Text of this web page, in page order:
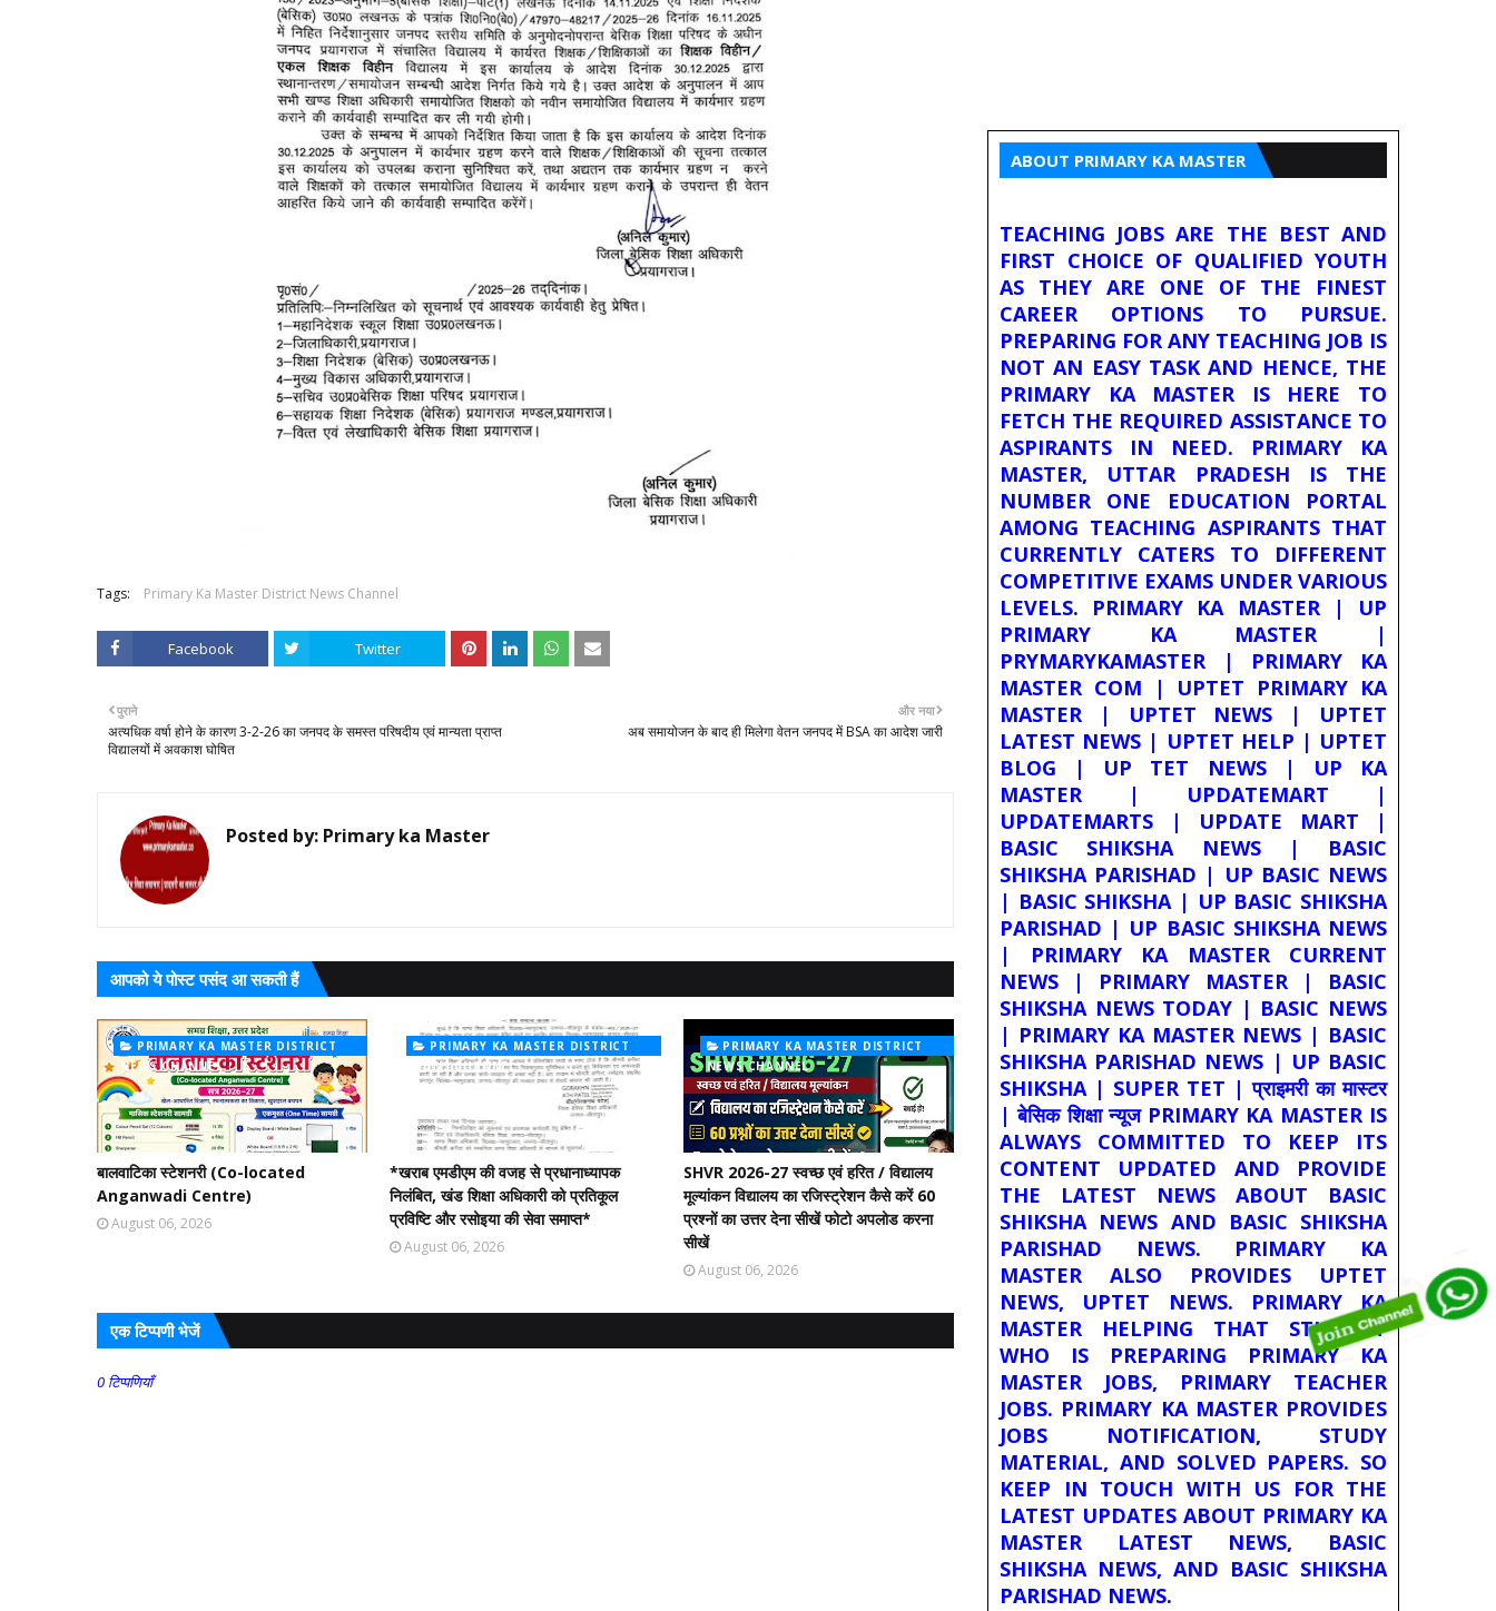
Tags: Primary Ka Master District News Channel
Facebook Twitter
और नया
अब समायोजन के बाद ही मिलेगा वेतन जनपद में BSA का आदेश जारी
पुराने
अत्यधिक वर्षा होने के कारण 3-2-26 का जनपद के समस्त परिषदीय एवं मान्यता प्राप्त
विद्यालयों में अवकाश घोषित
Posted by: Primary ka Master
आपको ये पोस्ट पसंद आ सकती हैं
PRIMARY KA MASTER DISTRICT
NEWS CHANNEL
बालवाटिका स्टेशनरी (Co-located
Anganwadi Centre)
August 06, 2026
PRIMARY KA MASTER DISTRICT
NEWS CHANNEL
*खराब एमडीएम की वजह से प्रधानाध्यापक
निलंबित, खंड शिक्षा अधिकारी को प्रतिकूल
प्रविष्टि और रसोइया की सेवा समाप्त*
August 06, 2026
PRIMARY KA MASTER DISTRICT
NEWS CHANNEL
SHVR 2026-27 स्वच्छ एवं हरित / विद्यालय
मूल्यांकन विद्यालय का रजिस्ट्रेशन कैसे करें 60
प्रश्नों का उत्तर देना सीखें फोटो अपलोड करना
सीखें
August 06, 2026
एक टिप्पणी भेजें
0 टिप्पणियाँ
ABOUT PRIMARY KA MASTER
TEACHING JOBS ARE THE BEST AND
FIRST CHOICE OF QUALIFIED YOUTH
AS THEY ARE ONE OF THE FINEST
CAREER OPTIONS TO PURSUE.
PREPARING FOR ANY TEACHING JOB IS
NOT AN EASY TASK AND HENCE, THE
PRIMARY KA MASTER IS HERE TO
FETCH THE REQUIRED ASSISTANCE TO
ASPIRANTS IN NEED. PRIMARY KA
MASTER, UTTAR PRADESH IS THE
NUMBER ONE EDUCATION PORTAL
AMONG TEACHING ASPIRANTS THAT
CURRENTLY CATERS TO DIFFERENT
COMPETITIVE EXAMS UNDER VARIOUS
LEVELS. PRIMARY KA MASTER | UP
PRIMARY KA MASTER |
PRYMARYKAMASTER | PRIMARY KA
MASTER COM | UPTET PRIMARY KA
MASTER | UPTET NEWS | UPTET
LATEST NEWS | UPTET HELP | UPTET
BLOG | UP TET NEWS | UP KA
MASTER | UPDATEMART |
UPDATEMARTS | UPDATE MART |
BASIC SHIKSHA NEWS | BASIC
SHIKSHA PARISHAD | UP BASIC NEWS
| BASIC SHIKSHA | UP BASIC SHIKSHA
PARISHAD | UP BASIC SHIKSHA NEWS
| PRIMARY KA MASTER CURRENT
NEWS | PRIMARY MASTER | BASIC
SHIKSHA NEWS TODAY | BASIC NEWS
| PRIMARY KA MASTER NEWS | BASIC
SHIKSHA PARISHAD NEWS | UP BASIC
SHIKSHA | SUPER TET | प्राइमरी का मास्टर
| बेसिक शिक्षा न्यूज PRIMARY KA MASTER IS
ALWAYS COMMITTED TO KEEP ITS
CONTENT UPDATED AND PROVIDE
THE LATEST NEWS ABOUT BASIC
SHIKSHA NEWS AND BASIC SHIKSHA
PARISHAD NEWS. PRIMARY KA
MASTER ALSO PROVIDES UPTET
NEWS, UPTET NEWS. PRIMARY KA
MASTER HELPING THAT STUDENT
WHO IS PREPARING PRIMARY KA
MASTER JOBS, PRIMARY TEACHER
JOBS. PRIMARY KA MASTER PROVIDES
JOBS NOTIFICATION, STUDY
MATERIAL, AND SOLVED PAPERS. SO
KEEP IN TOUCH WITH US FOR THE
LATEST UPDATES ABOUT PRIMARY KA
MASTER LATEST NEWS, BASIC
SHIKSHA NEWS, AND BASIC SHIKSHA
PARISHAD NEWS.